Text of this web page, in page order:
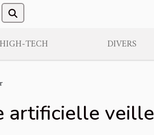
TECH DIVERS
artificielle veille